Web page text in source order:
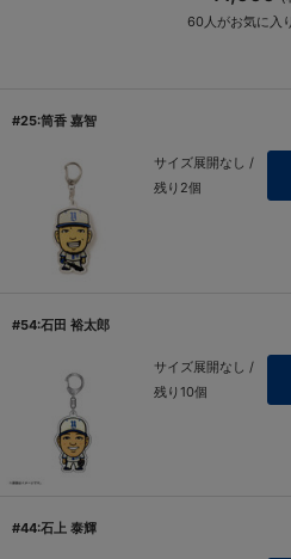
60 人がお気に入
#25:筒香 嘉智
サイズ展開なし /
残り2個
#54:石田 裕太郎
サイズ展開なし /
残り10個
#44:石上 泰輝